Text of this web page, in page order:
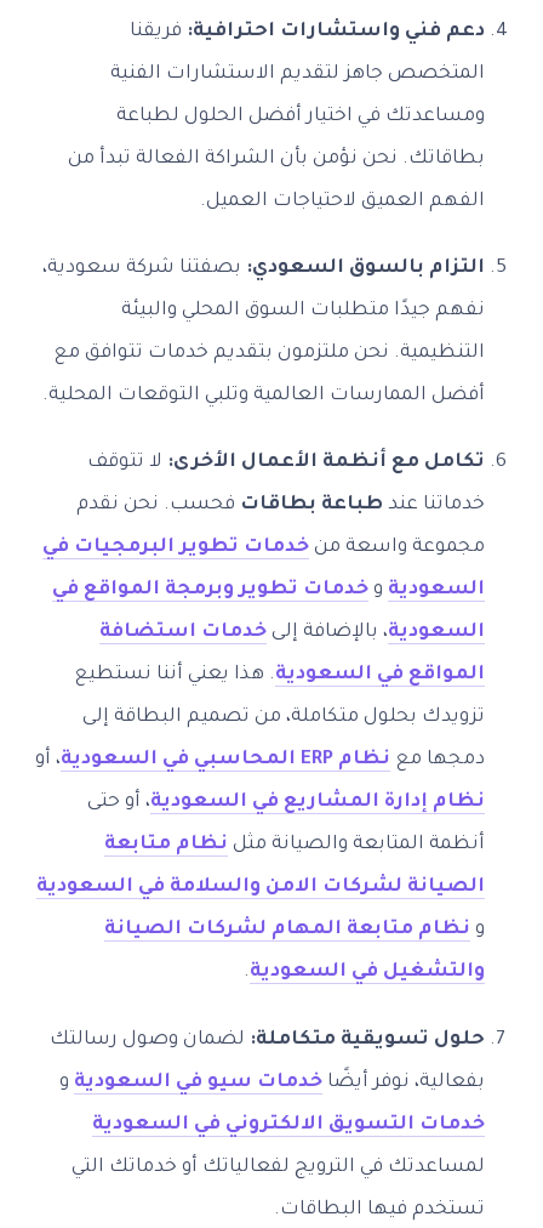
دعم فني واستشارات احترافية: فريقنا
المتخصص جاهز لتقديم الاستشارات الفنية
ومساعدتك في اختيار أفضل الحلول لطباعة
بطاقاتك. نحن نؤمن بأن الشراكة الفعالة تبدأ من
الفهم العميق لاحتياجات العميل.
التزام بالسوق السعودي: بصفتنا شركة سعودية،
نفهم جيدًا متطلبات السوق المحلي والبيئة
التنظيمية. نحن ملتزمون بتقديم خدمات تتوافق مع
أفضل الممارسات العالمية وتلبي التوقعات المحلية.
تكامل مع أنظمة الأعمال الأخرى: لا تتوقف
خدماتنا عند طباعة بطاقات فحسب. نحن نقدم
مجموعة واسعة منخدمات تطوير البرمجيات في
السعودية وخدمات تطوير وبرمجة المواقع في
السعودية، بالإضافة إلىخدمات استضافة
المواقع في السعودية. هذا يعني أننا نستطيع
تزويدك بحلول متكاملة، من تصميم البطاقة إلى
دمجها مع نظام ERP المحاسبي في السعودية ، أو
نظام إدارة المشاريع في السعودية، أو حتى
أنظمة المتابعة والصيانة مثل نظام متابعة
الصيانة لشركات الامن والسلامة في السعودية
و نظام متابعة المهام لشركات الصيانة
والتشغيل في السعودية.
حلول تسويقية متكاملة: لضمان وصول رسالتك
بفعالية، نوفر أيضًاخدمات سيو في السعودية و
خدمات التسويق الالكتروني في السعودية
لمساعدتك في الترويج لفعالياتك أو خدماتك التي
تستخدم فيها البطاقات.